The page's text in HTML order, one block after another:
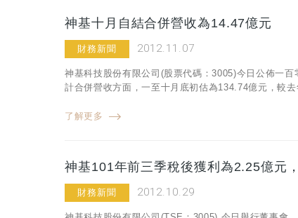
神基十月自結合併營收為14.47億元
財務新聞 2012.11.07
神基科技股份有限公司(股票代碼：3005)今日公佈一
計合併營收方面，一至十月底初估為134.74億元，較
了解更多
神基101年前三季稅後獲利為2.25億元
財務新聞 2012.10.29